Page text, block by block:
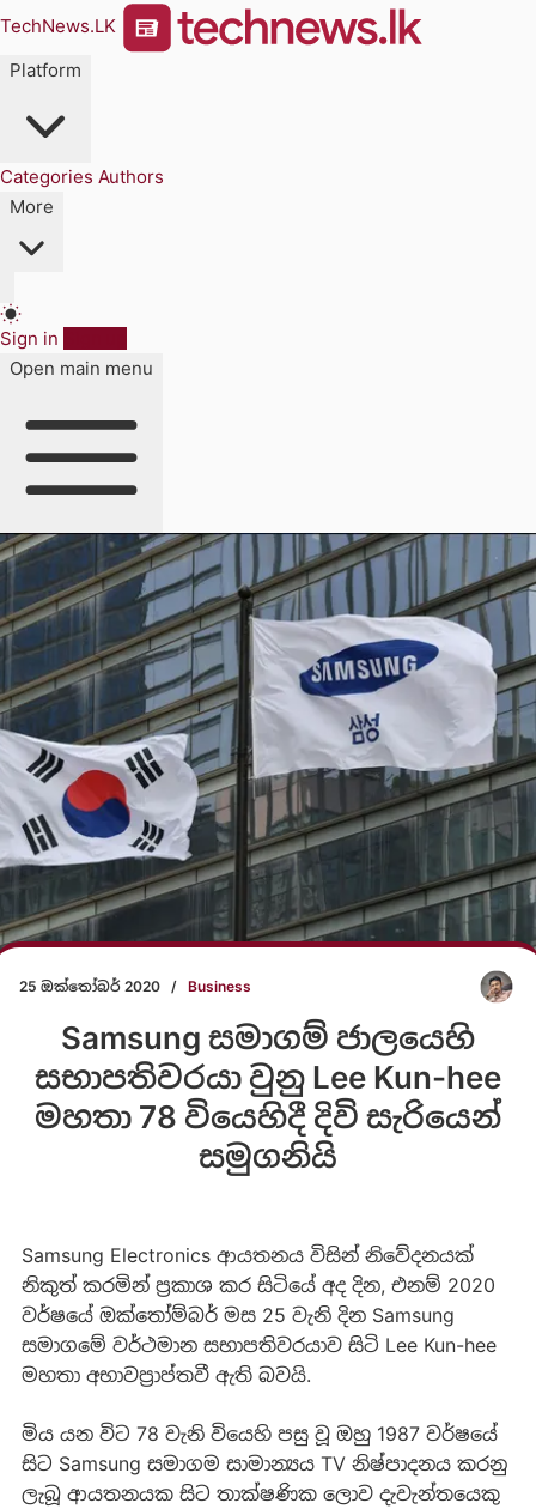
TechNews.LK
Platform
Categories Authors
More
Sign in
Open main menu
25 ඔක්තෝබර් 2020 / Business
Samsung සමාගම් ජාලයෙහි
සභාපතිවරයා වුනු Lee Kun-hee
මහතා 78 වියෙහිදී දිවි සැරියෙන්
සමුගනියි
Samsung Electronics ආයතනය විසින් නිවේදනයක්
නිකුත් කරමින් ප්‍රකාශ කර සිටියේ අද දින, එනම් 2020
වර්ෂයේ ඔක්තෝම්බර් මස 25 වැනි දින Samsung
සමාගමේ වර්ථමාන සභාපතිවරයාව සිටි Lee Kun-hee
මහතා අභාවප්‍රාප්තවී ඇති බවයි.
මිය යන විට 78 වැනි වියෙහි පසු වූ ඔහු 1987 වර්ෂයේ
සිට Samsung සමාගම සාමාන්‍යය TV නිෂ්පාදනය කරනු
ලැබූ ආයතනයක සිට තාක්ෂණික ලොව දැවැන්තයෙකු